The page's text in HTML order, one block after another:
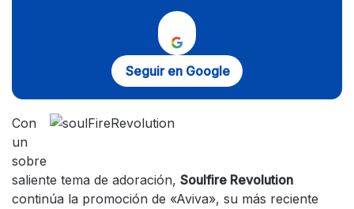
Seguir en Google
Con
un
sobre
saliente tema de adoración, Soulfire Revolution
continúa la promoción de «Aviva», su más reciente